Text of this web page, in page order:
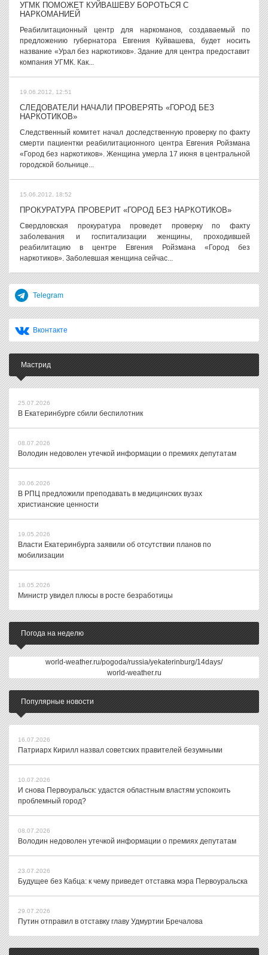
УГМК ПОМОЖЕТ КУЙВАШЕВУ БОРОТЬСЯ С
НАРКОМАНИЕЙ
Реабилитационный центр для наркоманов, создаваемый по
предложению губернатора Евгения Куйвашева, будет носить
название «Урал без наркотиков». Здание для центра предоставит
компания УГМК. Как...
19.06.2012, 12:51
СЛЕДОВАТЕЛИ НАЧАЛИ ПРОВЕРЯТЬ «ГОРОД БЕЗ
НАРКОТИКОВ»
Следственный комитет начал доследственную проверку по факту
смерти пациентки реабилитационного центра Евгения Ройзмана
«Город без наркотиков». Женщина умерла 17 июня в центральной
городской больнице...
15.06.2012, 18:52
ПРОКУРАТУРА ПРОВЕРИТ «ГОРОД БЕЗ НАРКОТИКОВ»
Свердловская прокуратура проведет проверку по факту
заболевания и госпитализации женщины, проходившей
реабилитацию в центре Евгения Ройзмана «Город без
наркотиков». Заболевшая женщина сейчас...
Telegram
Вконтакте
Мастрид
25.07.2026
В Екатеринбурге сбили беспилотник
08.07.2026
Володин недоволен утечкой информации о премиях депутатам
30.06.2026
В РПЦ предложили преподавать в медицинских вузах
христианские ценности
19.05.2026
Власти Екатеринбурга заявили об отсутствии планов по
мобилизации
18.05.2026
Министр увидел плюсы в росте безработицы
Погода на неделю
world-weather.ru/pogoda/russia/yekaterinburg/14days/
world-weather.ru
Популярные новости
16.07.2026
Патриарх Кирилл назвал советских правителей безумными
10.07.2026
И снова Первоуральск: удастся областным властям успокоить
проблемный город?
08.07.2026
Володин недоволен утечкой информации о премиях депутатам
23.07.2026
Будущее без Кабца: к чему приведет отставка мэра Первоуральска
29.07.2026
Путин отправил в отставку главу Удмуртии Бречалова